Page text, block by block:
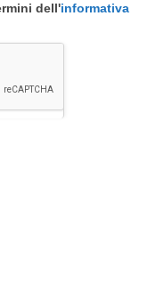
dell'informativa